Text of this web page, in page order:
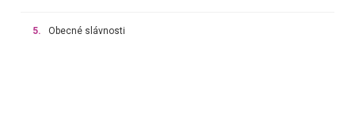
5. Obecné slávnosti